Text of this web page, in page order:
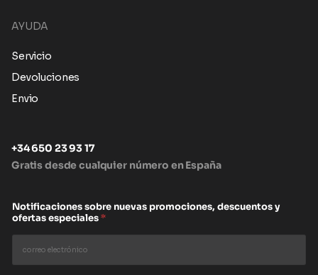
AYUDA
Servicio
Devoluciones
Envio
+34 650 23 93 17
Gratis desde cualquier número en España
Notificaciones sobre nuevas promociones, descuentos y
ofertas especiales*